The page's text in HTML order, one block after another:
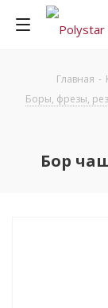
Главная -
Боры, фрезы,
Бор